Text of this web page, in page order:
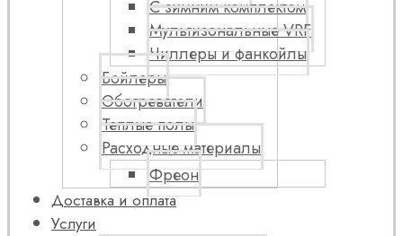
С зимним комплектом
Мультизональные VRF
Чиллеры и фанкойлы
Бойлеры
Обогреватели
Теплые полы
Расходные материалы
Фреон
Доставка и оплата
Услуги